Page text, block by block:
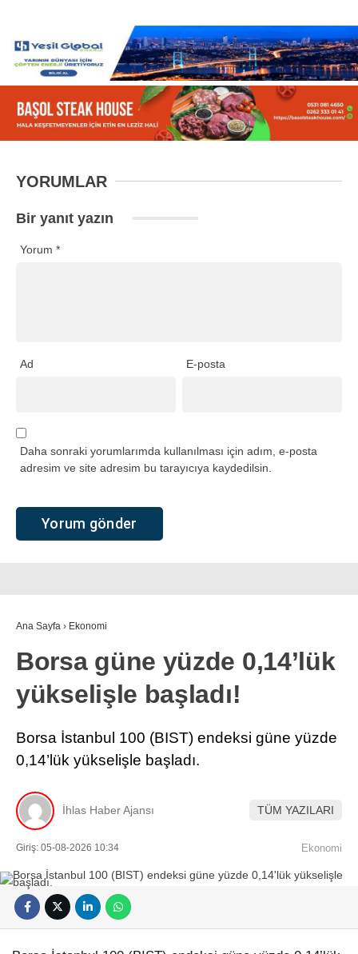
YORUMLAR
Bir yanıt yazın
Yorum *
Ad E-posta
Daha sonraki yorumlarımda kullanılması için adım, e-posta
adresim ve site adresim bu tarayıcıya kaydedilsin.
Ana Sayfa › Ekonomi
Borsa güne yüzde 0,14’lük
yükselişle başladı!
Borsa İstanbul 100 (BIST) endeksi güne yüzde
0,14’lük yükselişle başladı.
İhlas Haber Ajansı TÜM YAZILARI
Giriş: 05-08-2026 10:34 Ekonomi